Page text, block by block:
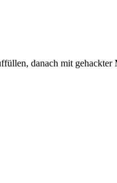
danach mit gehackter